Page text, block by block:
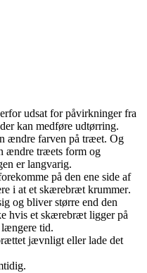
udsat for påvirkninger fra
kan medføre udtørring.
ændre farven på træet. Og
ændre træets form og
er langvarig.
på den ene side af
i at et skærebræt krummer.
og bliver større end den
hvis et skærebræt ligger på
længere tid.
jævnligt eller lade det